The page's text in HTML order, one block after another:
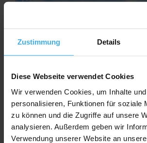
Zustimmung Details
Diese Webseite verwendet Cookies
Wir verwenden Cookies, um Inhalte
personalisieren, Funktionen für soziale
zu können und die Zugriffe auf unsere
analysieren. Außerdem geben wir
Verwendung unserer Website an